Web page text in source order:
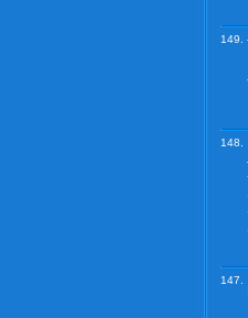
149.
148.
147.